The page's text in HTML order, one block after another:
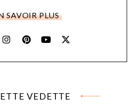
SAVOIR PLUS
VEDETTE